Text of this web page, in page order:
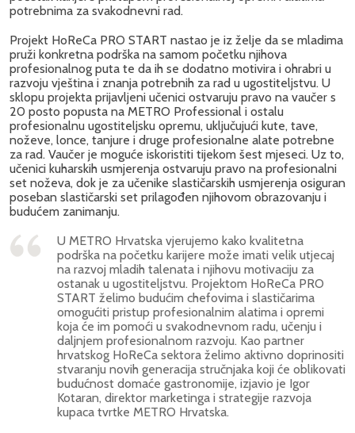
potrebnima za svakodnevni rad.
Projekt HoReCa PRO START nastao je iz želje da se mladima
pruži konkretna podrška na samom početku njihova
profesionalnog puta te da ih se dodatno motivira i ohrabri u
razvoju vještina i znanja potrebnih za rad u ugostiteljstvu. U
sklopu projekta prijavljeni učenici ostvaruju pravo na vaučer s
20 posto popusta na METRO Professional i ostalu
profesionalnu ugostiteljsku opremu, uključujući kute, tave,
noževe, lonce, tanjure i druge profesionalne alate potrebne
za rad. Vaučer je moguće iskoristiti tijekom šest mjeseci. Uz to,
učenici kuharskih usmjerenja ostvaruju pravo na profesionalni
set noževa, dok je za učenike slastičarskih usmjerenja osiguran
poseban slastičarski set prilagođen njihovom obrazovanju i
budućem zanimanju.
U METRO Hrvatska vjerujemo kako kvalitetna
podrška na početku karijere može imati velik utjecaj
na razvoj mladih talenata i njihovu motivaciju za
ostanak u ugostiteljstvu. Projektom HoReCa PRO
START želimo budućim chefovima i slastičarima
omogućiti pristup profesionalnim alatima i opremi
koja će im pomoći u svakodnevnom radu, učenju i
daljnjem profesionalnom razvoju. Kao partner
hrvatskog HoReCa sektora želimo aktivno doprinositi
stvaranju novih generacija stručnjaka koji će oblikovati
budućnost domaće gastronomije, izjavio je Igor
Kotaran, direktor marketinga i strategije razvoja
kupaca tvrtke METRO Hrvatska.